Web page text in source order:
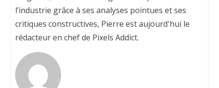
l’industrie grâce à ses analyses pointues et ses
critiques constructives, Pierre est aujourd'hui le
rédacteur en chef de Pixels Addict.